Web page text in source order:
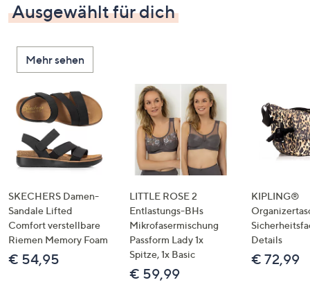
Ausgewählt für dich
Mehr sehen
SKECHERS Damen-
Sandale Lifted
Comfort verstellbare
Riemen Memory Foam
€ 54,95
LITTLE ROSE 2
Entlastungs-BHs
Mikrofasermischung
Passform Lady 1x
Spitze, 1x Basic
€ 59,99
KIPLING®
Details
€ 72,99